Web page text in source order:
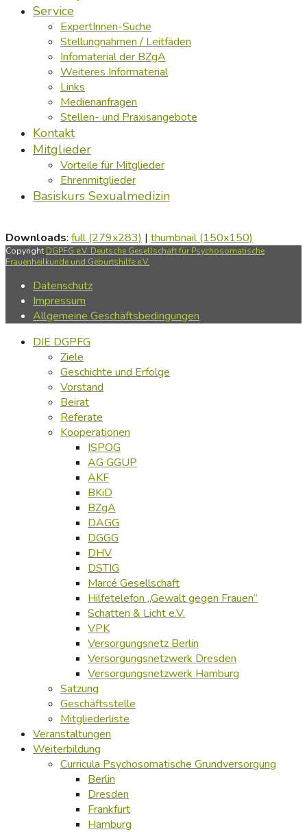
Service
ExpertInnen-Suche
Stellungnahmen / Leitfäden
Infomaterial der BZgA
Weiteres Informaterial
Links
Medienanfragen
Stellen- und Praxisangebote
Kontakt
Mitglieder
Vorteile für Mitglieder
Ehrenmitglieder
Basiskurs Sexualmedizin
Downloads: full (279x283) | thumbnail (150x150)
Copyright DGPFG e.V. Deutsche Gesellschaft für Psychosomatische
Frauenheilkunde und Geburtshilfe e.V.
Datenschutz
Impressum
Allgemeine Geschäftsbedingungen
DIE DGPFG
Ziele
Geschichte und Erfolge
Vorstand
Beirat
Referate
Kooperationen
ISPOG
AG GGUP
AKF
BKiD
BZgA
DAGG
DGGG
DHV
DSTIG
Marcé Gesellschaft
Hilfetelefon „Gewalt gegen Frauen“
Schatten & Licht e.V.
VPK
Versorgungsnetz Berlin
Versorgungsnetzwerk Dresden
Versorgungsnetzwerk Hamburg
Satzung
Geschäftsstelle
Mitgliederliste
Veranstaltungen
Weiterbildung
Curricula Psychosomatische Grundversorgung
Berlin
Dresden
Frankfurt
Hamburg